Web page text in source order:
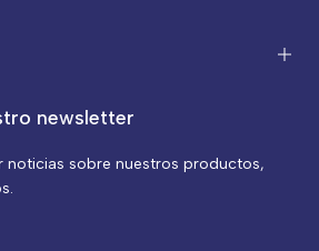
newsletter
noticias sobre nuestros productos,